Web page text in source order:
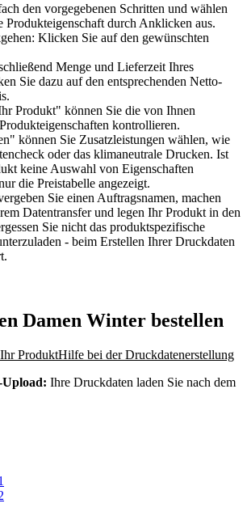
den vorgegebenen Schritten und wählen
Produkteigenschaft durch Anklicken aus.
Klicken Sie auf den gewünschten
Menge und Lieferzeit Ihres
Sie dazu auf den entsprechenden Netto-
Produkt" können Sie die von Ihnen
kontrollieren.
können Sie Zusatzleistungen wählen, wie
oder das klimaneutrale Drucken. Ist
keine Auswahl von Eigenschaften
die Preistabelle angezeigt.
Sie einen Auftragsnamen, machen
Datentransfer und legen Ihr Produkt in den
Sie nicht das produktspezifische
- beim Erstellen Ihrer Druckdaten
Damen Winter bestellen
ProduktHilfe bei der Druckdatenerstellung
Upload: Ihre Druckdaten laden Sie nach dem